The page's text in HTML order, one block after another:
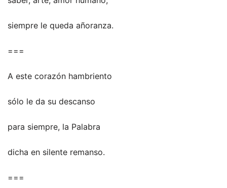
siempre le queda añoranza.
===
A este corazón hambriento
sólo le da su descanso
para siempre, la Palabra
dicha en silente remanso.
===